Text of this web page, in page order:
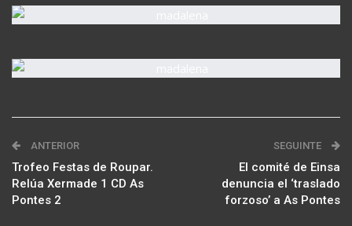
ANTERIOR
Trofeo Festas de Roupar.
Relúa Xermade 1 CD As
Pontes 2
SEGUINTE
El comité de Einsa
denuncia el ‘traslado
forzoso’ a As Pontes